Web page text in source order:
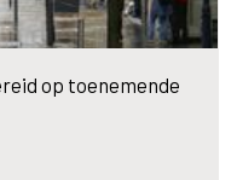
op toenemende